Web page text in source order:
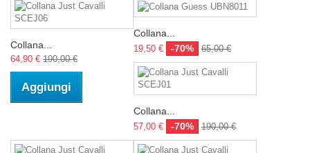
Collana...
64,90 € 190,00 €
Aggiungi
Collana...
19,50 € -70% 65,00 €
Collana...
57,00 € -70% 190,00 €